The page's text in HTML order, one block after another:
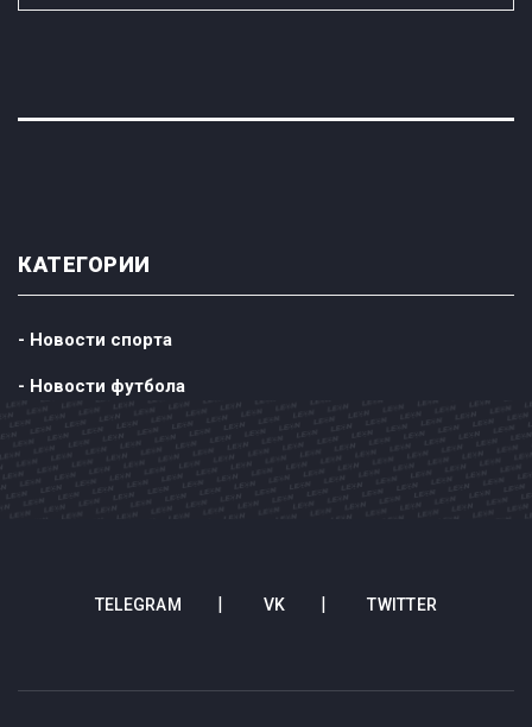
КАТЕГОРИИ
- Новости спорта
- Новости футбола
TELEGRAM VK TWITTER